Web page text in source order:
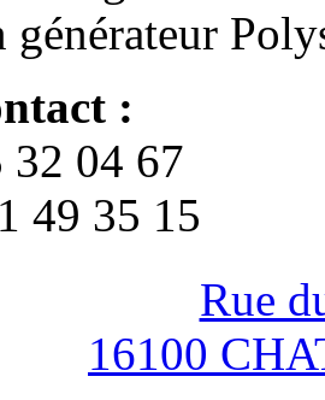
générateur
:
04 67
49 35 15
Rue
16100